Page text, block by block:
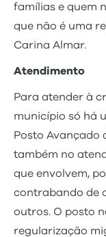
famílias e quem
que não é uma
Carina Almar.
Atendimento
Para atender à
município só há
Posto Avançado
também no
que envolvem,
contrabando de
outros. O posto
regularização